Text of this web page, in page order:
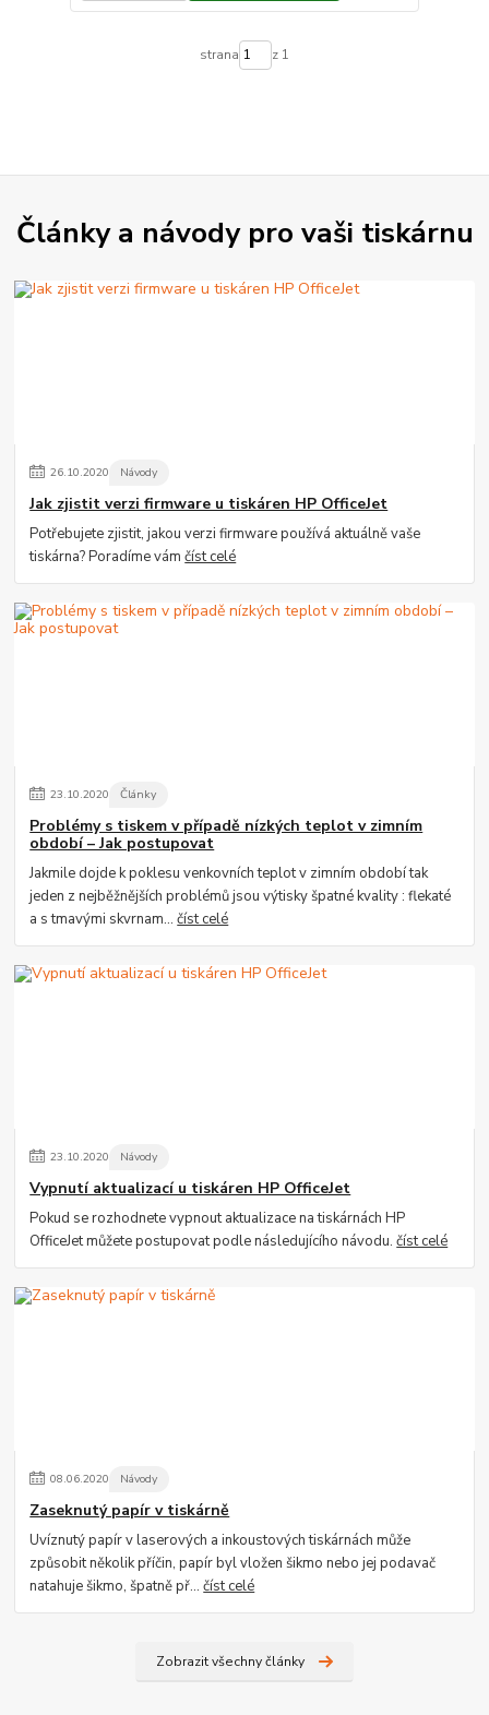
strana z 1
Články a návody pro vaši tiskárnu
26.10.2020 Návody
Jak zjistit verzi firmware u tiskáren HP OfficeJet
Potřebujete zjistit, jakou verzi firmware používá aktuálně vaše
tiskárna? Poradíme vámčíst celé
23.10.2020 Články
Problémy s tiskem v případě nízkých teplot v zimním
období – Jak postupovat
Jakmile dojde k poklesu venkovních teplot v zimním období tak
jeden z nejběžnějších problémů jsou výtisky špatné kvality : flekaté
a s tmavými skvrnam...číst celé
23.10.2020 Návody
Vypnutí aktualizací u tiskáren HP OfficeJet
Pokud se rozhodnete vypnout aktualizace na tiskárnách HP
OfficeJet můžete postupovat podle následujícího návodu.číst celé
08.06.2020 Návody
Zaseknutý papír v tiskárně
Uvíznutý papír v laserových a inkoustových tiskárnách může
způsobit několik příčin, papír byl vložen šikmo nebo jej podavač
natahuje šikmo, špatně př...číst celé
Zobrazit všechny články